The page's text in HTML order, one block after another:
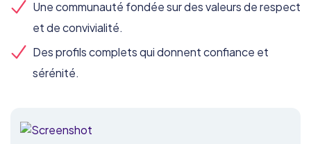
Une communauté fondée sur des valeurs de respect
et de convivialité.
Des profils complets qui donnent confiance et
sérénité.